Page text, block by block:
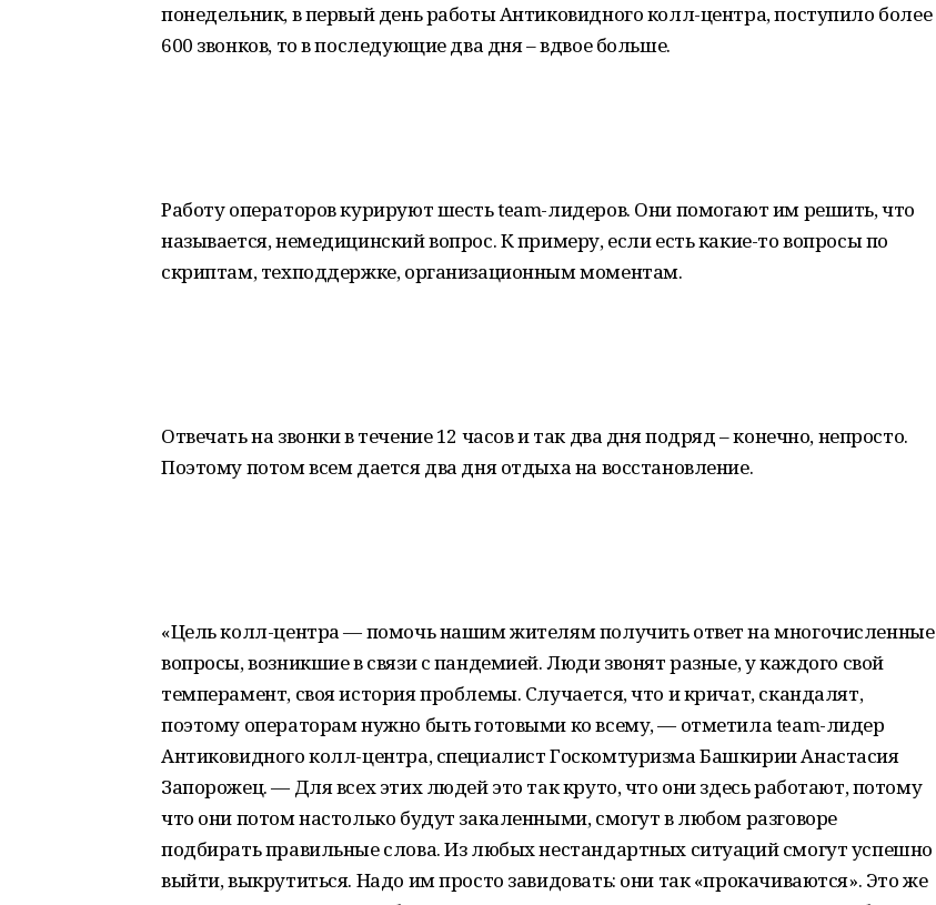
понедельник, в первый день работы Антиковидного колл-центра, поступило более
600 звонков, то в последующие два дня – вдвое больше.
Работу операторов курируют шесть team-лидеров. Они помогают им решить, что
называется, немедицинский вопрос. К примеру, если есть какие-то вопросы по
скриптам, техподдержке, организационным моментам.
Отвечать на звонки в течение 12 часов и так два дня подряд – конечно, непросто.
Поэтому потом всем дается два дня отдыха на восстановление.
«Цель колл-центра — помочь нашим жителям получить ответ на многочисленные
вопросы, возникшие в связи с пандемией. Люди звонят разные, у каждого свой
темперамент, своя история проблемы. Случается, что и кричат, скандалят,
поэтому операторам нужно быть готовыми ко всему, — отметила team-лидер
Антиковидного колл-центра, специалист Госкомтуризма Башкирии Анастасия
Запорожец. — Для всех этих людей это так круто, что они здесь работают, потому
что они потом настолько будут закаленными, смогут в любом разговоре
подбирать правильные слова. Из любых нестандартных ситуаций смогут успешно
выйти, выкрутиться. Надо им просто завидовать: они так «прокачиваются». Это же